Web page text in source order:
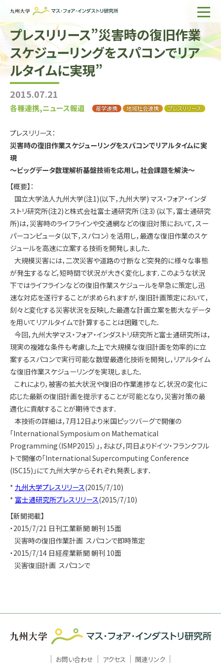
ホーム
IMIについて
組織・所員
研究活動
出版物一覧
プレスリリース”災害時の復旧作業
スケジューリングをスパコンでリア
ルタイムに実現”
2015.07.21
各種連携,ニュース報道 産学連携 地域社会連携 プレスリリース
プレスリリース：
災害時の復旧作業スケジューリングをスパコンでリアルタイムに実
現
～ビッグデータ数理解析基盤技術を応用し，社会課題を解決～
【概要】：
国立大学法人九州大学(注1)(以下，九州大学) マス・フォア・インダ
ストリ研究所(注2)と株式会社富士通研究所（注3）(以下，富士通研究
所)は，災害時のライフラインや交通網などの復旧対策において，スー
パーコンピュータ（以下，スパコン）を活用し，最適な復旧作業のスケ
ジュールを高速に立案する技術を開発しました．
大規模災害には，二次災害や道路の寸断など突発的に様々な事態
が発生するなど，短時間で状況が大きく変化します．このような状況
下ではライフラインなどの復旧作業スケジュールを早急に策定し迅
速な対応を遂行することが求められますが，復旧計画策定において，
刻々と変化する災害状況を反映した最適な計画立案を膨大なデータ
を用いてリアルタイムで計算することは困難でした．
今回，九州大学マス・フォア・インダストリ研究所と富士通研究所は，
現実の複雑な条件も考慮した上で大規模な復旧計画を効率的に立
案するスパコンで実行可能な数理最適化技術を開発し，リアルタイム
な復旧作業スケジューリングを実現しました．
これにより，被害の拡大状況や復旧の作業進捗など，状況の変化に
応じた最新の復旧計画を提示することが可能となり，災害対策の最
適化に貢献することが期待できます．
本技術の詳細は，7月12日より米国ピッツバーグで開催の
「International Symposium on Mathematical
Programming（ISMP2015）」，および，同日よりドイツ・フランクフル
トで開催の「International Supercomputing Conference
(ISC15)」にて九州大学からそれぞれ発表します．
* 九州大学プレスリリース(2015/7/10)
* 富士通研究所プレスリリース(2015/7/10)
【新聞掲載】
・2015/7/21 日刊工業新聞 朝刊 15面
災害時の復旧作業計画 スパコンで即時策定
・2015/7/14 日経産業新聞 朝刊 10面
災害復旧計画 スパコンで
お問い合わせ アクセス 関連リンク